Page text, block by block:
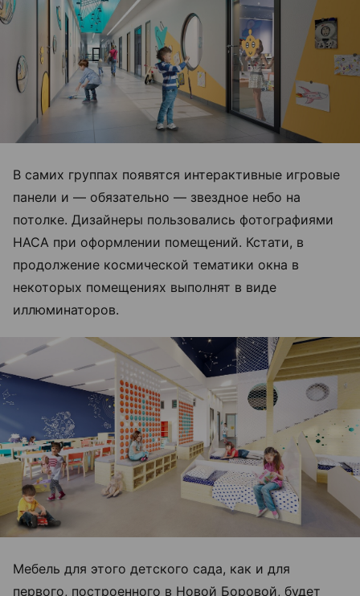
В самих группах появятся интерактивные игровые
панели и — обязательно — звездное небо на
потолке. Дизайнеры пользовались фотографиями
НАСА при оформлении помещений. Кстати, в
продолжение космической тематики окна в
некоторых помещениях выполнят в виде
иллюминаторов.
Мебель для этого детского сада, как и для
первого, построенного в Новой Боровой, будет